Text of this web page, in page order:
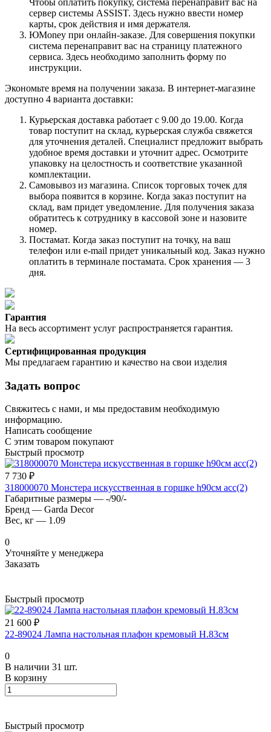
сервер системы ASSIST. Здесь нужно ввести номер
карты, срок действия и имя держателя.
ЮMoney при онлайн-заказе. Для совершения покупки
система перенаправит вас на страницу платежного
сервиса. Здесь необходимо заполнить форму по
инструкции.
Экономьте время на получении заказа. В интернет-магазине
доступно 4 варианта доставки:
Курьерская доставка работает с 9.00 до 19.00. Когда
товар поступит на склад, курьерская служба свяжется
для уточнения деталей. Специалист предложит выбрать
удобное время доставки и уточнит адрес. Осмотрите
упаковку на целостность и соответствие указанной
комплектации.
Самовывоз из магазина. Список торговых точек для
выбора появится в корзине. Когда заказ поступит на
склад, вам придет уведомление. Для получения заказа
обратитесь к сотруднику в кассовой зоне и назовите
номер.
Постамат. Когда заказ поступит на точку, на ваш
телефон или e-mail придет уникальный код. Заказ нужно
оплатить в терминале постамата. Срок хранения — 3
дня.
Гарантия
На весь ассортимент услуг распространяется гарантия.
Сертифицированная продукция
Мы предлагаем гарантию и качество на свои изделия
Задать вопрос
Свяжитесь с нами, и мы предоставим необходимую
информацию.
Написать сообщение
С этим товаром покупают
Быстрый просмотр
7 730 ₽
318000070 Монстера искусственная в горшке h90см асс(2)
Габаритные размеры — -/90/-
Бренд — Garda Decor
Вес, кг — 1.09
0
Уточняйте у менеджера
Заказать
Быстрый просмотр
21 600 ₽
22-89024 Лампа настольная плафон кремовый Н.83см
0
В наличии 31 шт.
В корзину
Быстрый просмотр